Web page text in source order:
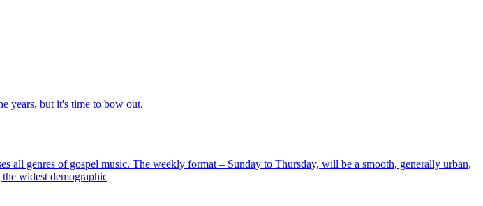
years, but it's time to bow out.
all genres of gospel music. The weekly format – Sunday to Thursday, will be a smooth, generally urban,
widest demographic